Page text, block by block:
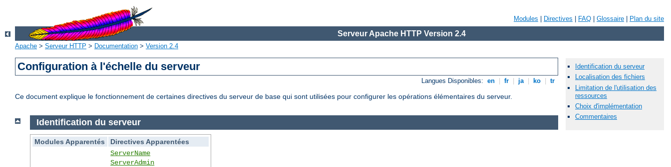
Modules Directives FAQ Glossaire Plan du site
Serveur Apache HTTP Version 2.4
Apache > Serveur HTTP > Documentation > Version 2.4
Configuration à l'échelle du serveur
Langues Disponibles: en fr ja ko tr
Ce document explique le fonctionnement de certaines directives du serveur de base qui sont utilisées pour configurer les opérations élémentaires du serveur.
Identification du serveur
Localisation des fichiers
Limitation de l'utilisation des
ressources
Choix d'implémentation
Commentaires
Identification du serveur
Modules Apparentés
Directives Apparentées
ServerName
ServerAdmin